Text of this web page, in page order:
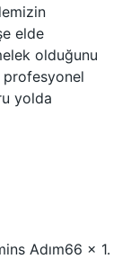
elde
olduğunu
profesyonel
yolda
Adım66 × 1.